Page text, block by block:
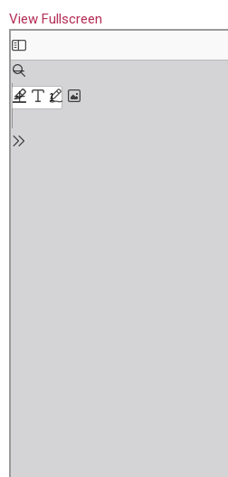
View Fullscreen